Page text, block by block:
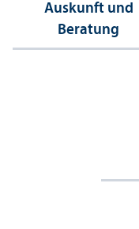
Auskunft und
Beratung